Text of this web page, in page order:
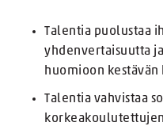
Talentia puolustaa
yhdenvertaisuutta
huomioon
Talentia vahvistaa